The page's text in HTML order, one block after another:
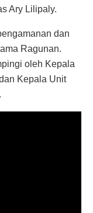
Ary Lilipaly.
dan
Ragunan.
oleh Kepala
Kepala Unit